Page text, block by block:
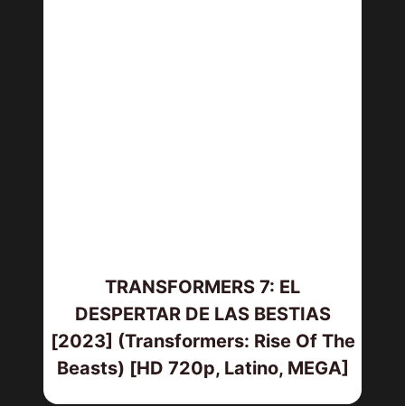
TRANSFORMERS 7: EL
DESPERTAR DE LAS BESTIAS
[2023] (Transformers: Rise Of The
Beasts) [HD 720p, Latino, MEGA]